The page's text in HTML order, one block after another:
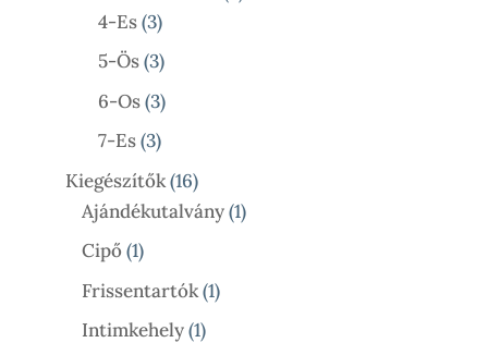
4-Es 33
Termék
5-Ös 33
Termék
6-Os 33
Termék
7-Es 33
Termék
Kiegészítők 1616
Termék
Ajándékutalvány 11
Cipő 11
Termék
Frissentartók 11
Intimkehely 11